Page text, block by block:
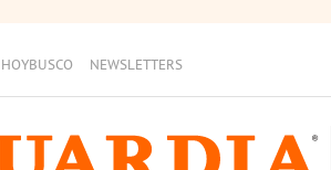
HOYBUSCO NEWSLETTERS